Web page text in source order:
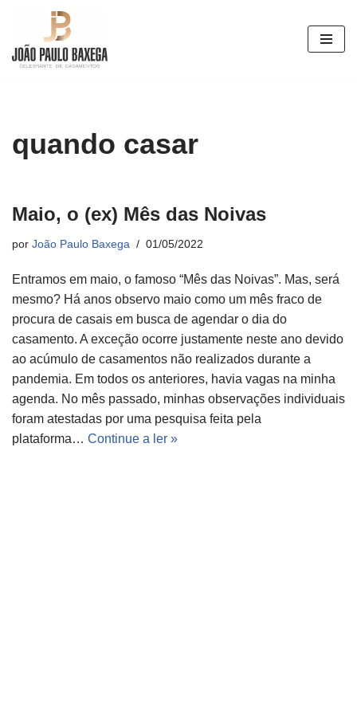
Pular
para
quando casar
Maio, o (ex) Mês das Noivas
por João Paulo Baxega 01/05/2022
Entramos em maio, o famoso “Mês das Noivas”. Mas, será
mesmo? Há anos observo maio como um mês fraco de
procura de casais em busca de agendar o dia do
casamento. A exceção ocorre justamente neste ano devido
ao acúmulo de casamentos não realizados durante a
pandemia. Em todos os anteriores, havia vagas na minha
agenda. No mês passado, minhas observações individuais
foram atestadas por uma pesquisa feita pela
plataforma… Continue a ler »